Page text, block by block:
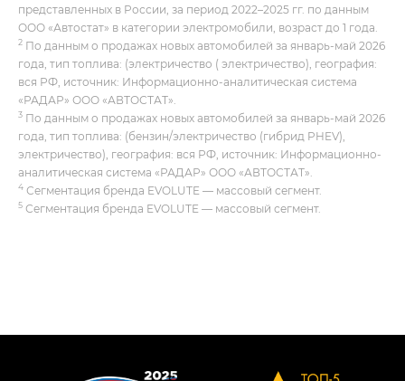
представленных в России, за период 2022–2025 гг. по данным
ООО «Автостат» в категории электромобили, возраст до 1 года.
2 По данным о продажах новых автомобилей за январь-май 2026
года, тип топлива: (электричество ( электричество), география:
вся РФ, источник: Информационно-аналитическая система
«РАДАР» ООО «АВТОСТАТ».
3 По данным о продажах новых автомобилей за январь-май 2026
года, тип топлива: (бензин/электричество (гибрид PHEV),
электричество), география: вся РФ, источник: Информационно-
аналитическая система «РАДАР» ООО «АВТОСТАТ».
4 Сегментация бренда EVOLUTE — массовый сегмент.
5 Сегментация бренда EVOLUTE — массовый сегмент.